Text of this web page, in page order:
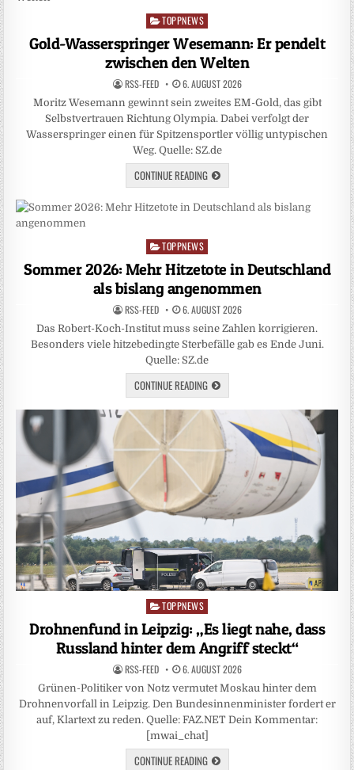
Posted
TOPPNEWS
Gold-Wasserspringer Wesemann: Er pendelt
zwischen den Welten
RSS-FEED 6. AUGUST 2026
Moritz Wesemann gewinnt sein zweites EM-Gold, das gibt
Selbstvertrauen Richtung Olympia. Dabei verfolgt der
Wasserspringer einen für Spitzensportler völlig untypischen
Weg. Quelle: SZ.de
CONTINUE READING
Posted
in
TOPPNEWS
Sommer 2026: Mehr Hitzetote in Deutschland
als bislang angenommen
RSS-FEED 6. AUGUST 2026
Das Robert-Koch-Institut muss seine Zahlen korrigieren.
Besonders viele hitzebedingte Sterbefälle gab es Ende Juni.
Quelle: SZ.de
CONTINUE READING
Posted
in
TOPPNEWS
Drohnenfund in Leipzig: „Es liegt nahe, dass
Russland hinter dem Angriff steckt“
RSS-FEED 6. AUGUST 2026
Grünen-Politiker von Notz vermutet Moskau hinter dem
Drohnenvorfall in Leipzig. Den Bundesinnenminister fordert er
auf, Klartext zu reden. Quelle: FAZ.NET Dein Kommentar:
[mwai_chat]
CONTINUE READING